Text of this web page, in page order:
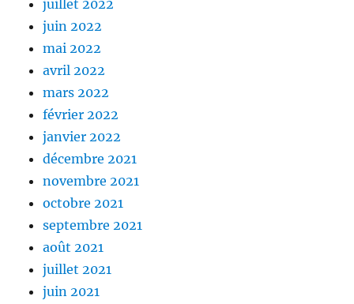
juillet 2022
juin 2022
mai 2022
avril 2022
mars 2022
février 2022
janvier 2022
décembre 2021
novembre 2021
octobre 2021
septembre 2021
août 2021
juillet 2021
juin 2021